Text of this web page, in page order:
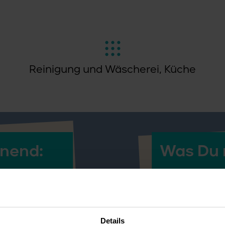
Details
Reinigung und Wäscherei, Küche
Was